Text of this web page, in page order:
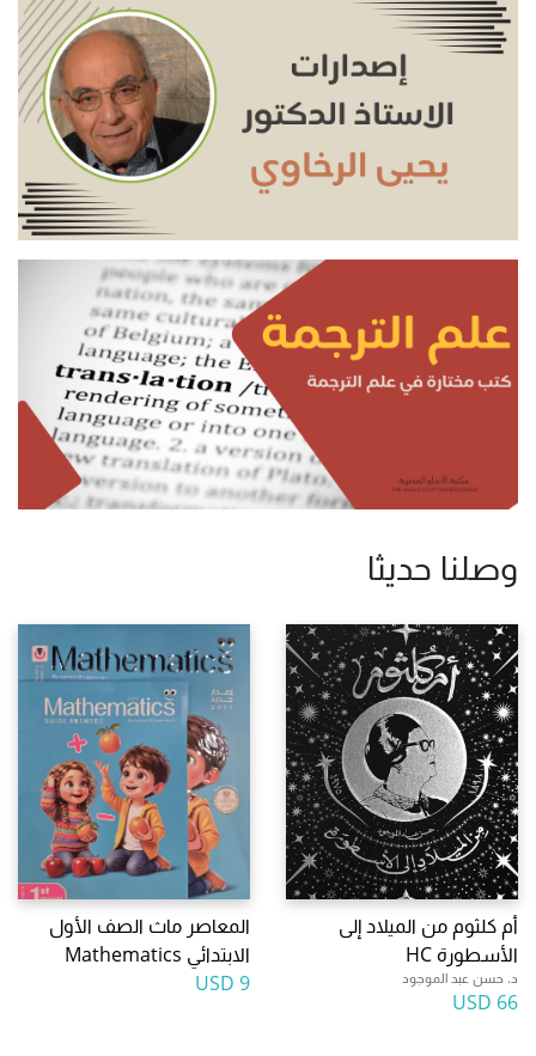
وصلنا حديثا
أم كلثوم من الميلاد إلى
الأسطورة HC
د. حسن عبد الموجود
66 USD
المعاصر ماث الصف الأول
الابتدائي Mathematics
9 USD